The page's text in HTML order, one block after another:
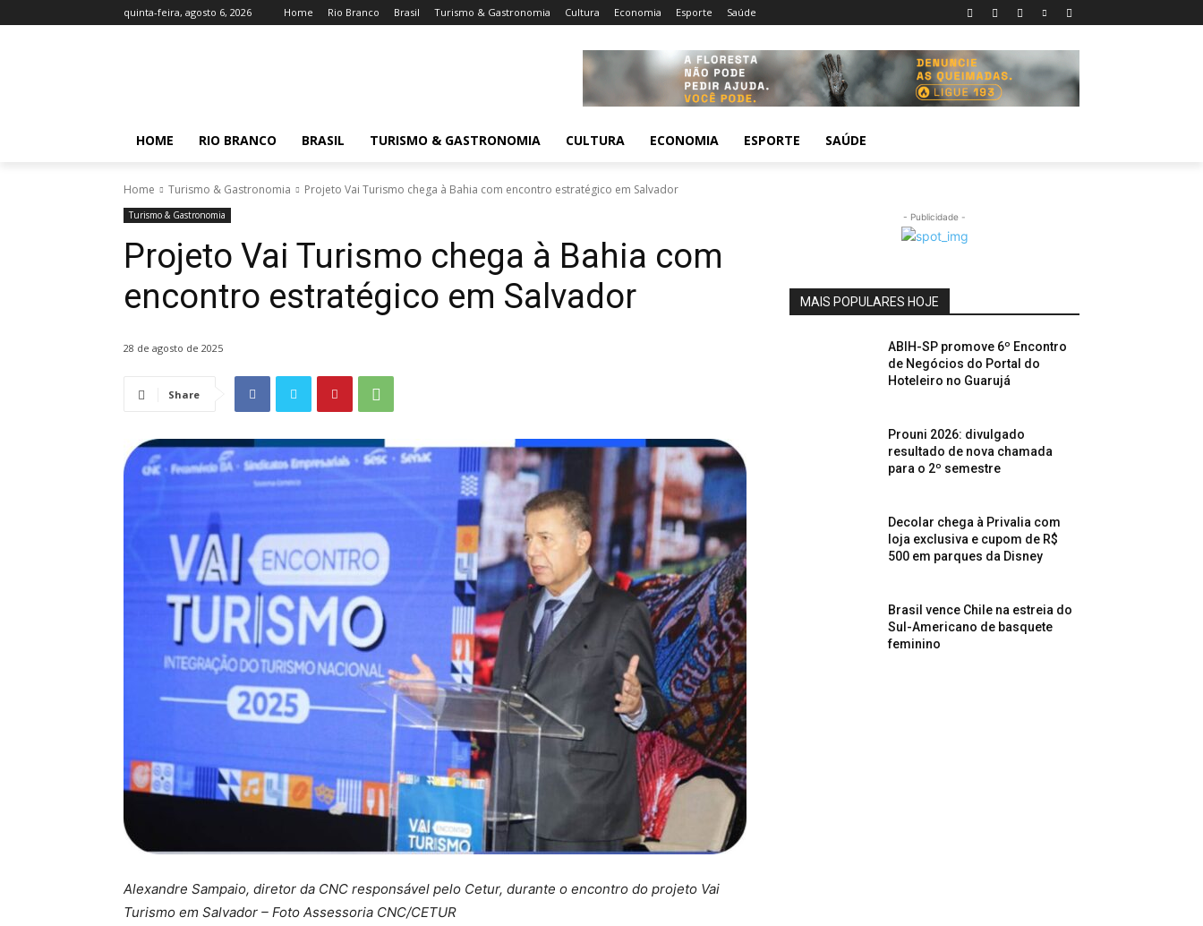
quinta-feira, agosto 6, 2026 Home Rio Branco Brasil Turismo & Gastronomia Cultura Economia Esporte Saúde
HOME RIO BRANCO BRASIL TURISMO & GASTRONOMIA CULTURA ECONOMIA ESPORTE SAÚDE
Home Turismo & Gastronomia Projeto Vai Turismo chega à Bahia com encontro estratégico em Salvador
Turismo & Gastronomia
Projeto Vai Turismo chega à Bahia com
encontro estratégico em Salvador
28 de agosto de 2025
Share
Alexandre Sampaio, diretor da CNC responsável pelo Cetur, durante o encontro do projeto Vai
Turismo em Salvador – Foto Assessoria CNC/CETUR
- Publicidade -
MAIS POPULARES HOJE
ABIH-SP promove 6º Encontro
de Negócios do Portal do
Hoteleiro no Guarujá
Prouni 2026: divulgado
resultado de nova chamada
para o 2º semestre
Decolar chega à Privalia com
loja exclusiva e cupom de R$
500 em parques da Disney
Brasil vence Chile na estreia do
Sul-Americano de basquete
feminino